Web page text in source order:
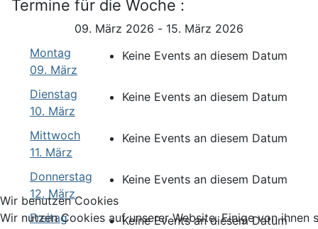
Termine für die Woche :
09. März 2026 - 15. März 2026
Montag
09. März
Keine Events an diesem Datum
Dienstag
10. März
Keine Events an diesem Datum
Mittwoch
11. März
Keine Events an diesem Datum
Donnerstag
12. März
Keine Events an diesem Datum
Freitag
Keine Events an diesem Datum
Wir benutzen Cookies
Wir nutzen Cookies auf unserer Website. Einige von ihnen